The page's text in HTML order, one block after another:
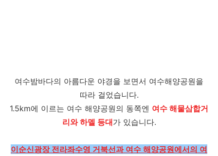
여수밤바다의 아름다운 야경을 보면서 여수해양공원을
따라 걸었습니다.
1.5km에 이르는 여수 해양공원의 동쪽엔 여수 해물삼합거
리와 하멜 등대가 있습니다.
이순신광장 전라좌수영 거북선과 여수 해양공원에서의 여